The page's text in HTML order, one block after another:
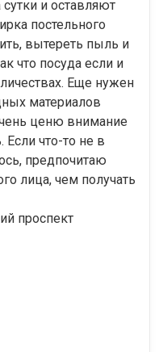
и оставляют
постельного
вытереть пыль и
что посуда если и
Еще нужен
материалов
ценю внимание
что-то не в
предпочитаю
лица, чем получать
проспект